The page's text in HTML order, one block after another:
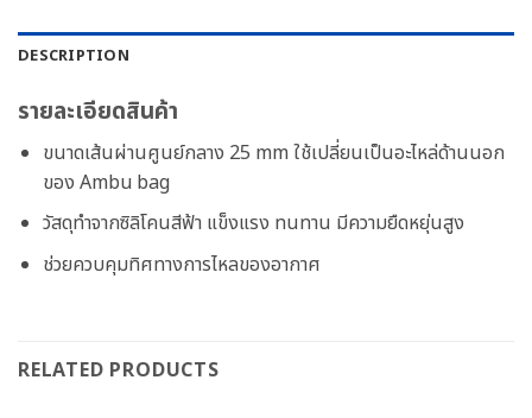
DESCRIPTION
รายละเอียดสินค้า
ขนาดเส้นผ่านศูนย์กลาง 25 mm ใช้เปลี่ยนเป็นอะไหล่ด้านนอก
ของ Ambu bag
วัสดุทำจากซิลิโคนสีฟ้า แข็งแรง ทนทาน มีความยืดหยุ่นสูง
ช่วยควบคุมทิศทางการไหลของอากาศ
RELATED PRODUCTS